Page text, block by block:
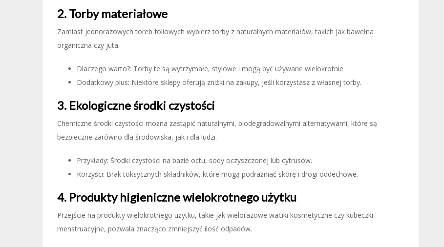
2. Torby materiałowe
Zamiast jednorazowych toreb foliowych wybierz torby z naturalnych materiałów, takich jak bawełna
organiczna czy juta.
Dlaczego warto?: Torby te są wytrzymałe, stylowe i mogą być używane wielokrotnie.
Dodatkowy plus: Niektóre sklepy oferują zniżki na zakupy, jeśli korzystasz z własnej torby.
3. Ekologiczne środki czystości
Chemiczne środki czystości można zastąpić naturalnymi, biodegradowalnymi alternatywami, które są
bezpieczne zarówno dla środowiska, jak i dla ludzi.
Przykłady: Środki czystości na bazie octu, sody oczyszczonej lub cytrusów.
Korzyści: Brak toksycznych składników, które mogą podrażniać skórę i drogi oddechowe.
4. Produkty higieniczne wielokrotnego użytku
Przejście na produkty wielokrotnego użytku, takie jak wielorazowe waciki kosmetyczne czy kubeczki
menstruacyjne, pozwala znacząco zmniejszyć ilość odpadów.